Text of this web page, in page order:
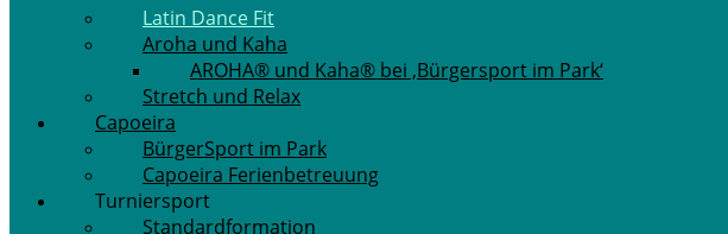
Latin Dance Fit
Aroha und Kaha
AROHA® und Kaha® bei ‚Bürgersport im Park‘
Stretch und Relax
Capoeira
BürgerSport im Park
Capoeira Ferienbetreuung
Turniersport
Standardformation